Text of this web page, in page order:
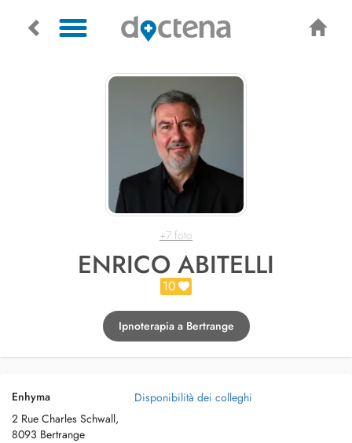
+7 foto
ENRICO ABITELLI
10
Ipnoterapia a Bertrange
Enhyma
2 Rue Charles Schwall,
8093 Bertrange
Disponibilità dei colleghi